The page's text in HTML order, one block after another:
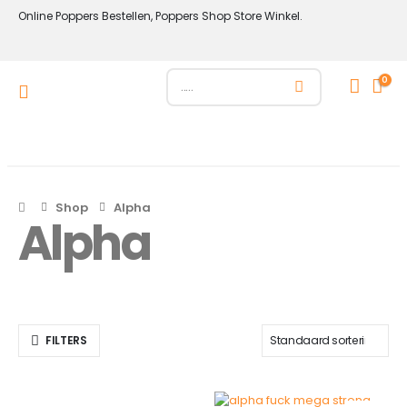
Online Poppers Bestellen, Poppers Shop Store Winkel.
0
Shop Alpha
Alpha
FILTERS